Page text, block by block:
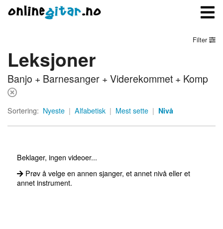
Meny
Logg inn
Bli medlem
Om onlinegitar.no
Filter
Leksjoner
Banjo + Barnesanger + Viderekommet + Komp
Sortering: Nyeste | Alfabetisk | Mest sette | Nivå
Beklager, ingen videoer...
Prøv å velge en annen sjanger, et annet nivå eller et
annet instrument.